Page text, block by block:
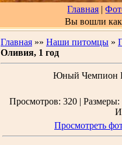
Главная |
Вы вошли
Главная »» Наши питомцы »
Оливия, 1 год
Юный Чемпион
Просмотров: 320 |
Просмотреть